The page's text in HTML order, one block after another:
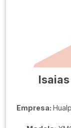
Empresa: